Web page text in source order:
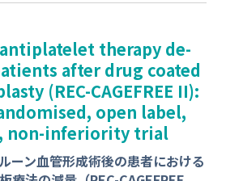
therapy de-
after drug coated
(REC-CAGEFREE II):
open label,
non-inferiority trial
ーン血管形成術後の患者における